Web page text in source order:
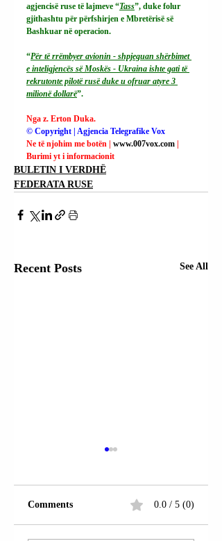
agjencisë ruse të lajmeve “Tass”, duke folur
gjithashtu për përfshirjen e Mbretërisë së
Bashkuar në operacion.
“Për të rrëmbyer avionin - shpjeguan shërbimet
e inteligjencës së Moskës - Ukraina ishte gati të
rekrutonte pilotë rusë duke u ofruar atyre 3
milionë dollarë”.
Nga z. Erton Duka.
© Copyright | Agjencia Telegrafike Vox
Ne të njohim me botën | www.007vox.com |
Burimi yt i informacionit
BULETIN I VERDHË
FEDERATA RUSE
Recent Posts See All
Comments 0.0 / 5 (0)